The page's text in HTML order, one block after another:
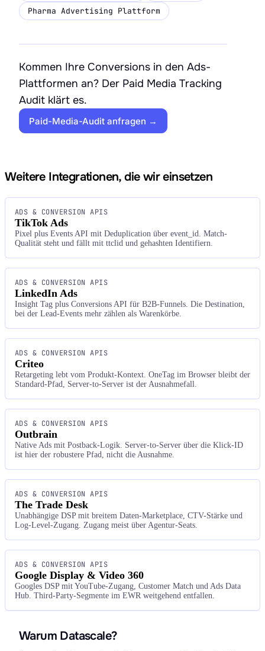
Pharma Advertising Plattform
Kommen Ihre Conversions in den Ads-
Plattformen an? Der Paid Media Tracking
Audit klärt es.
Paid-Media-Audit anfragen →
Weitere Integrationen, die wir einsetzen
ADS & CONVERSION APIS
TikTok Ads
Pixel plus Events API mit Deduplication über event_id. Match-
Qualität steht und fällt mit ttclid und gehashten Identifiern.
ADS & CONVERSION APIS
LinkedIn Ads
Insight Tag plus Conversions API für B2B-Funnels. Die Destination,
bei der Lead-Events mehr zählen als Warenkörbe.
ADS & CONVERSION APIS
Criteo
Retargeting lebt vom Produkt-Kontext. OneTag im Browser bleibt der
Standard-Pfad, Server-to-Server ist der Ausnahmefall.
ADS & CONVERSION APIS
Outbrain
Native Ads mit Postback-Logik. Server-to-Server über die Klick-ID
ist hier der robustere Pfad, nicht die Ausnahme.
ADS & CONVERSION APIS
The Trade Desk
Unabhängige DSP mit breitem Daten-Marketplace, CTV-Stärke und
Log-Level-Zugang. Zugang meist über Agentur-Seats.
ADS & CONVERSION APIS
Google Display & Video 360
Googles DSP mit YouTube-Zugang, Customer Match und Ads Data
Hub. Third-Party-Segmente im EWR weitgehend entfallen.
Warum Datascale?